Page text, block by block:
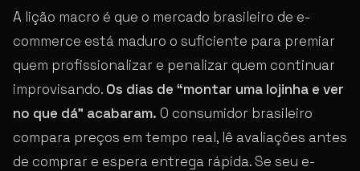
A lição macro é que o mercado brasileiro de e-
commerce está maduro o suficiente para premiar
quem profissionalizar e penalizar quem continuar
improvisando. Os dias de “montar uma lojinha e ver
no que dá” acabaram. O consumidor brasileiro
compara preços em tempo real, lê avaliações antes
de comprar e espera entrega rápida. Se seu e-